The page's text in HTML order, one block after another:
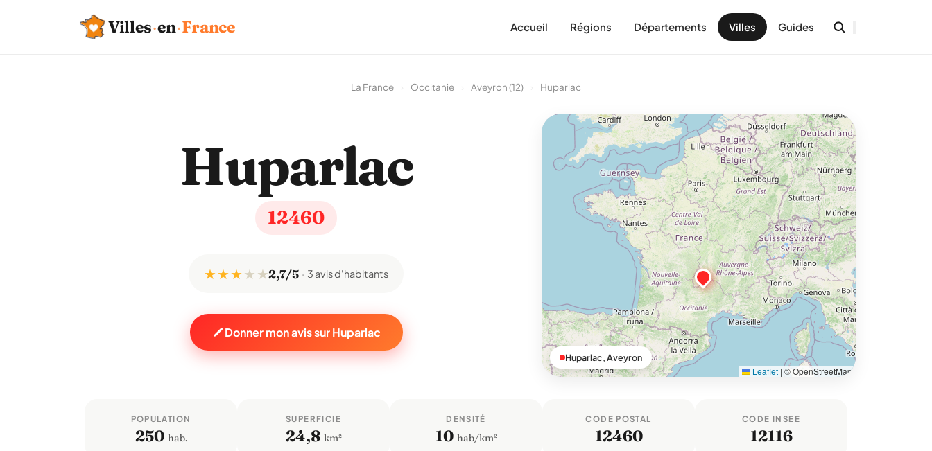
Villes·en·France Accueil Régions Départements Villes Guides
La France Occitanie Aveyron (12) Huparlac
Huparlac
12460
★ ★ ★★ ★2,7/5 3 avis d'habitants
Donner mon avis sur Huparlac
Leaflet | © OpenStreetMap
Huparlac, Aveyron
POPULATION
250 hab.
SUPERFICIE
24,8 km²
DENSITÉ
10 hab/km²
CODE POSTAL
12460
CODE INSEE
12116